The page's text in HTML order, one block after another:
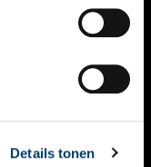
Details tonen